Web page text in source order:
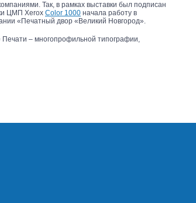
Так, в рамках выставки был подписан
ЦМП Xerox Color 1000 начала работу в
«Печатный двор «Великий Новгород».
Печати – многопрофильной типографии,